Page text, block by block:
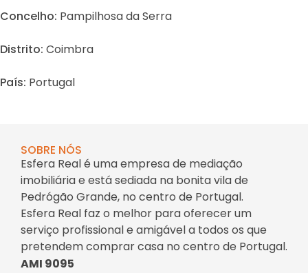
Concelho: Pampilhosa da Serra
Distrito: Coimbra
País: Portugal
SOBRE NÓS
Esfera Real é uma empresa de mediação
imobiliária e está sediada na bonita vila de
Pedrógão Grande, no centro de Portugal.
Esfera Real faz o melhor para oferecer um
serviço profissional e amigável a todos os que
pretendem comprar casa no centro de Portugal.
AMI 9095